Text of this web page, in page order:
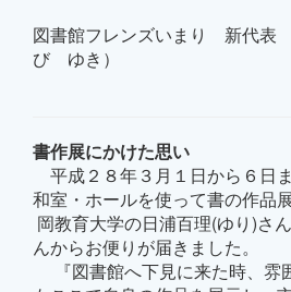
図書館フレンズいまり 新
び ゆき）
書作展にかけた思い
平成２８年３月１日から６日
和室・ホールを使って書の作品
岡教育大学の日浦百理(ゆり)さ
んからお便りが届きました。
『図書館へ下見に来た時、雰